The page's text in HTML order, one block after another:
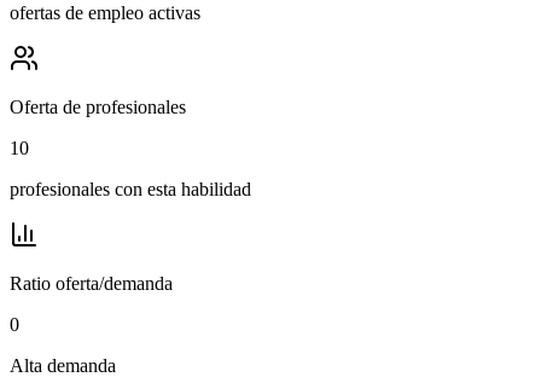
ofertas de empleo activas
Oferta de profesionales
10
profesionales con esta habilidad
Ratio oferta/demanda
0
Alta demanda